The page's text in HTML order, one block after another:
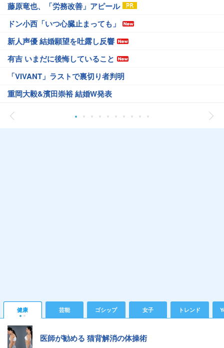
藤原竜也、「労務改善」アピール
ドン小西「いつ心臓止まっても」
新人声優 結婚願望を吐露し反響
有吉 いまだに後悔していること
「VIVANT」ラストで裏切り者判明
重岡大毅&濱田崇裕 結婚W発表
健康 芸能 ゴシップ 女子 トレンド
医師が勧める 猫背解消の体操術